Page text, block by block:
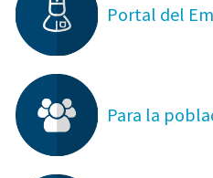
Portal del
Para la